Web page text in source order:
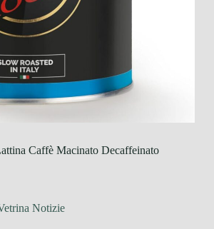
Caffè Macinato Decaffeinato
Notizie